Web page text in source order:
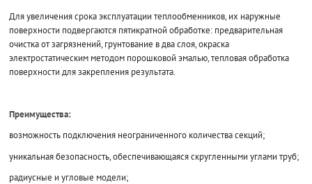
Для увеличения срока эксплуатации теплообменников, их наружные
поверхности подвергаются пятикратной обработке: предварительная
очистка от загрязнений, грунтование в два слоя, окраска
электростатическим методом порошковой эмалью, тепловая обработка
поверхности для закрепления результата.
Преимущества:
возможность подключения неограниченного количества секций;
уникальная безопасность, обеспечивающаяся скругленными углами труб;
радиусные и угловые модели;